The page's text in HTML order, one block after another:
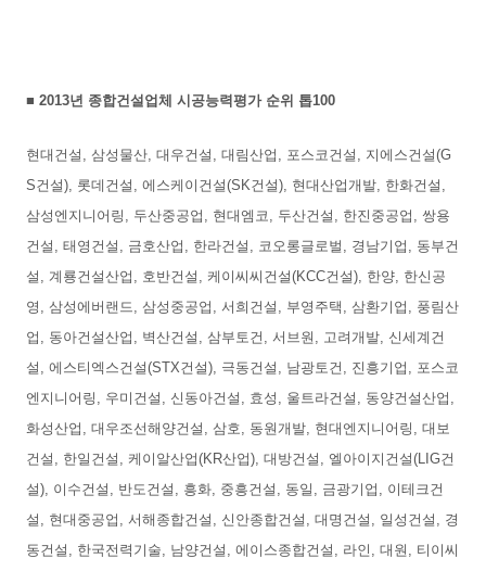
■ 2013년 종합건설업체 시공능력평가 순위 톱100
현대건설, 삼성물산, 대우건설, 대림산업, 포스코건설, 지에스건설(G
S건설), 롯데건설, 에스케이건설(SK건설), 현대산업개발, 한화건설,
삼성엔지니어링, 두산중공업, 현대엠코, 두산건설, 한진중공업, 쌍용
건설, 태영건설, 금호산업, 한라건설, 코오롱글로벌, 경남기업, 동부건
설, 계룡건설산업, 호반건설, 케이씨씨건설(KCC건설), 한양, 한신공
영, 삼성에버랜드, 삼성중공업, 서희건설, 부영주택, 삼환기업, 풍림산
업, 동아건설산업, 벽산건설, 삼부토건, 서브원, 고려개발, 신세계건
설, 에스티엑스건설(STX건설), 극동건설, 남광토건, 진흥기업, 포스코
엔지니어링, 우미건설, 신동아건설, 효성, 울트라건설, 동양건설산업,
화성산업, 대우조선해양건설, 삼호, 동원개발, 현대엔지니어링, 대보
건설, 한일건설, 케이알산업(KR산업), 대방건설, 엘아이지건설(LIG건
설), 이수건설, 반도건설, 흥화, 중흥건설, 동일, 금광기업, 이테크건
설, 현대중공업, 서해종합건설, 신안종합건설, 대명건설, 일성건설, 경
동건설, 한국전력기술, 남양건설, 에이스종합건설, 라인, 대원, 티이씨